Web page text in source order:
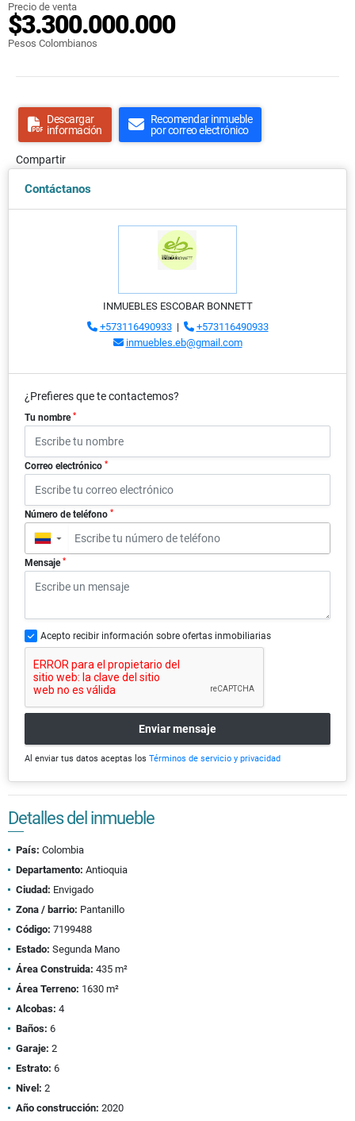
Precio de venta
$3.300.000.000
Pesos Colombianos
Descargar
información
Recomendar inmueble
por correo electrónico
Compartir
Contáctanos
INMUEBLES ESCOBAR BONNETT
+573116490933|
+573116490933
inmuebles.eb@gmail.com
¿Prefieres que te contactemos?
Tu nombre *
Correo electrónico *
Número de teléfono *
▼
Mensaje *
Acepto recibir información sobre ofertas inmobiliarias
Enviar mensaje
Al enviar tus datos aceptas los Términos de servicio y privacidad
Detalles del inmueble
País: Colombia
Departamento: Antioquia
Ciudad: Envigado
Zona / barrio: Pantanillo
Código: 7199488
Estado: Segunda Mano
Área Construida: 435 m²
Área Terreno: 1630 m²
Alcobas: 4
Baños: 6
Garaje: 2
Estrato: 6
Nivel: 2
Año construcción: 2020